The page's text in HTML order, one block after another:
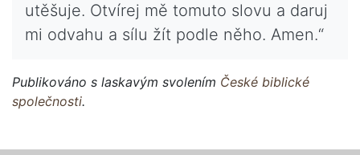
utěšuje. Otvírej mě tomuto slovu a daruj
mi odvahu a sílu žít podle něho. Amen.“
Publikováno s laskavým svolením České biblické
společnosti.